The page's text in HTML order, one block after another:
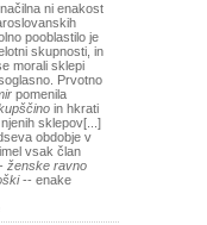
ni enakost
pooblastilo je
skupnosti, in
morali sklepi
Prvotno
pomenila
in hkrati
sklepov[...]
obdobje v
vsak član
ženske ravno
-- enake